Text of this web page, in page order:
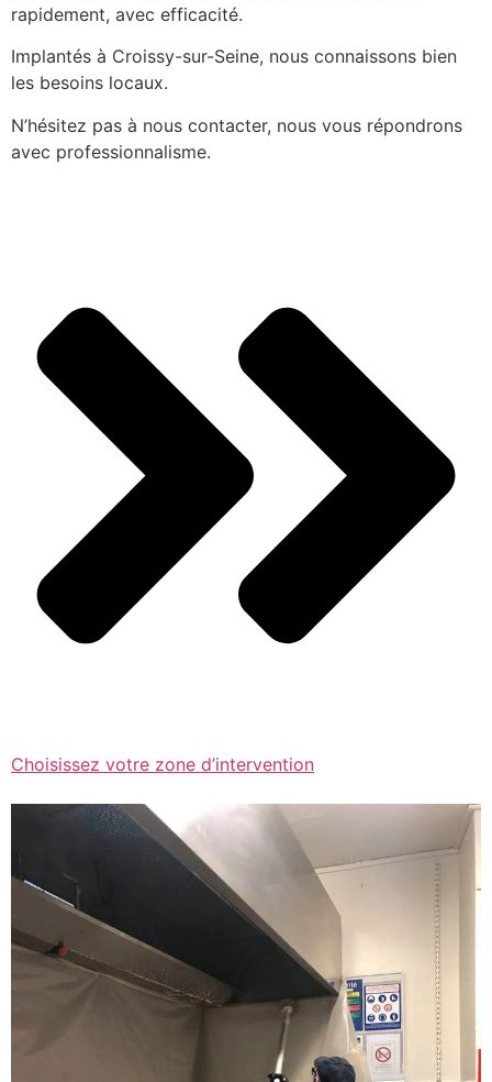
rapidement, avec efficacité.
Implantés à Croissy-sur-Seine, nous connaissons bien
les besoins locaux.
N’hésitez pas à nous contacter, nous vous répondrons
avec professionnalisme.
Choisissez votre zone d’intervention